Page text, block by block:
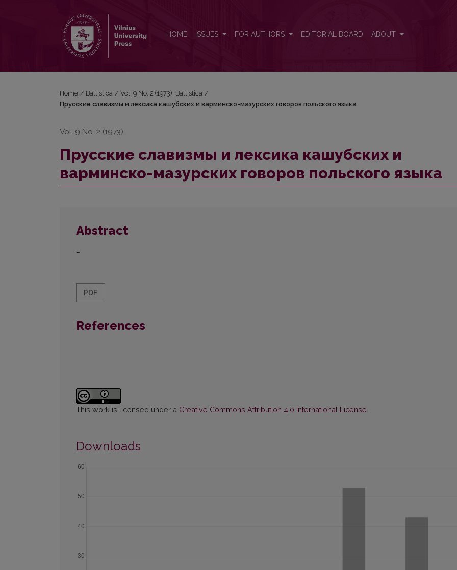
HOME ISSUES FOR AUTHORS EDITORIAL BOARD ABOUT
Home / Baltistica / Vol. 9 No. 2 (1973): Baltistica /
Прусские славизмы и лексика кашубских и варминско-мазурских говоров польского языка
Vol. 9 No. 2 (1973)
Прусские славизмы и лексика кашубских и
варминско-мазурских говоров польского языка
Abstract
–
PDF
References
This work is licensed under a Creative Commons Attribution 4.0 International License
Downloads